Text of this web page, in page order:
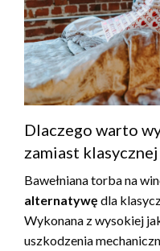
Dlaczego warto
zamiast
Bawełniana torba na
alternatywę dla
Wykonana z wysokiej
uszkodzenia